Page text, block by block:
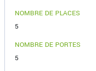
NOMBRE DE PLACES
5
NOMBRE DE PORTES
5